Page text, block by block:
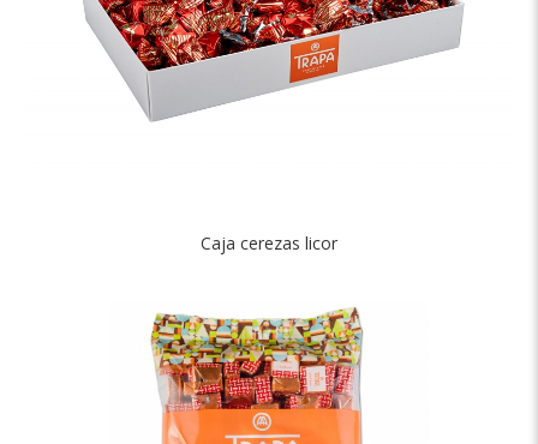
Caja cerezas licor